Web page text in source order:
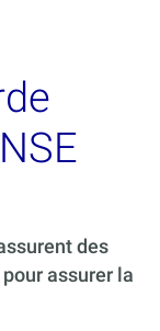
des
assurer la